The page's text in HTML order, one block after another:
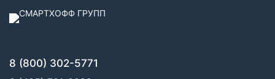
8 (800) 302-5771